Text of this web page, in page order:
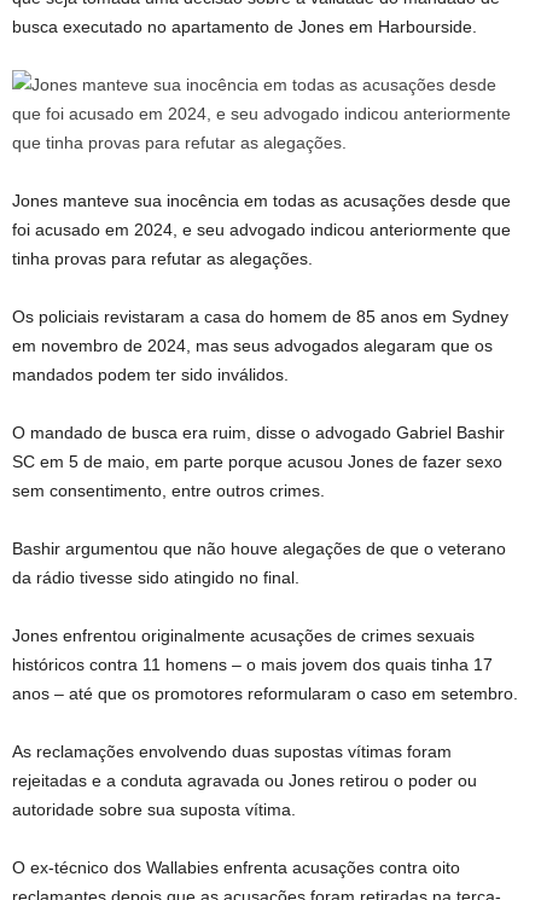
busca executado no apartamento de Jones em Harbourside.
Jones manteve sua inocência em todas as acusações desde que
foi acusado em 2024, e seu advogado indicou anteriormente que
tinha provas para refutar as alegações.
Os policiais revistaram a casa do homem de 85 anos em Sydney
em novembro de 2024, mas seus advogados alegaram que os
mandados podem ter sido inválidos.
O mandado de busca era ruim, disse o advogado Gabriel Bashir
SC em 5 de maio, em parte porque acusou Jones de fazer sexo
sem consentimento, entre outros crimes.
Bashir argumentou que não houve alegações de que o veterano
da rádio tivesse sido atingido no final.
Jones enfrentou originalmente acusações de crimes sexuais
históricos contra 11 homens – o mais jovem dos quais tinha 17
anos – até que os promotores reformularam o caso em setembro.
As reclamações envolvendo duas supostas vítimas foram
rejeitadas e a conduta agravada ou Jones retirou o poder ou
autoridade sobre sua suposta vítima.
O ex-técnico dos Wallabies enfrenta acusações contra oito